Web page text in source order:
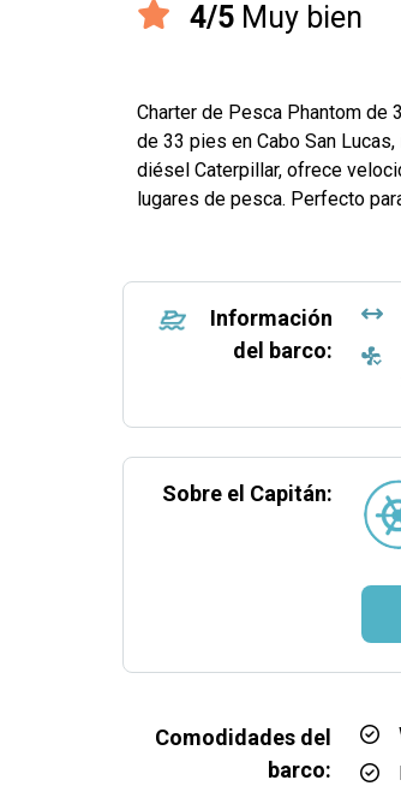
4/5 Muy bien
Charter de Pesca Phantom de
de 33 pies en Cabo San
diésel Caterpillar, ofrece
lugares de pesca. Perfecto
Información
del barco:
Sobre el Capitán:
Comodidades del
barco: